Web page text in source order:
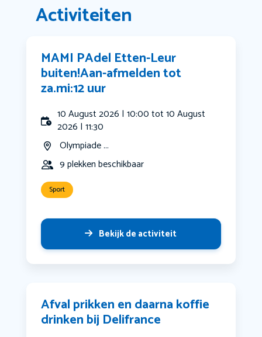
Activiteiten
MAMI PAdel Etten-Leur
buiten!Aan-afmelden tot
za.mi:12 uur
10 August 2026 | 10:00 tot 10 August
2026 | 11:30
Olympiade ...
9 plekken beschikbaar
Sport
Bekijk de activiteit
Afval prikken en daarna koffie
drinken bij Delifrance